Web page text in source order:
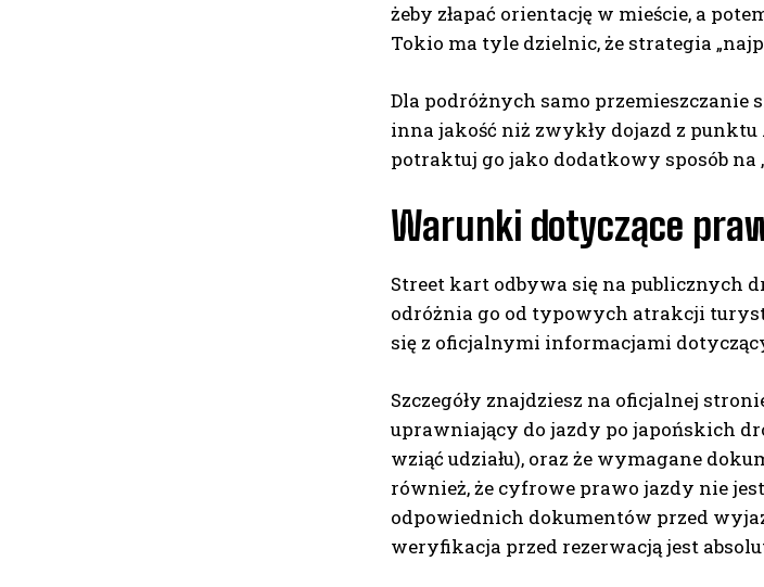
żeby złapać orientację w mieście, a
Tokio ma tyle dzielnic, że strategia
Dla podróżnych samo przemieszczanie
inna jakość niż zwykły dojazd z
potraktuj go jako dodatkowy sposób na
Warunki dotyczące
Street kart odbywa się na publicznych
odróżnia go od typowych atrakcji
się z oficjalnymi informacjami
Szczegóły znajdziesz na oficjalnej
uprawniający do jazdy po japońskich
wziąć udziału), oraz że wymagane
również, że cyfrowe prawo jazdy nie
odpowiednich dokumentów przed
weryfikacja przed rezerwacją jest